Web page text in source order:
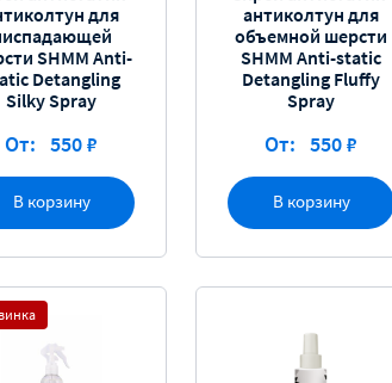
В корзину
для
SHMM Anti-
Detangling
Silky Spray
От: 550 ₽
В корзину
антиколтун для
объемной шерсти
SHMM Anti-static
Detangling Fluffy
Spray
От: 550 ₽